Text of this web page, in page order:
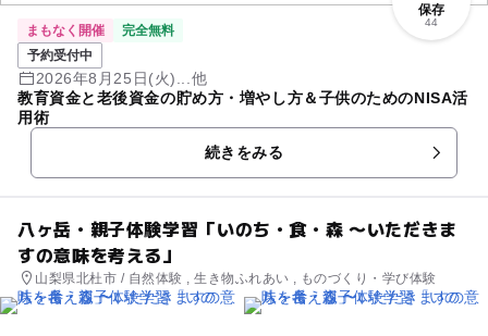
保存
44
まもなく開催
完全無料
予約受付中
2026年8月25日(火)...他
教育資金と老後資金の貯め方・増やし方＆子供のためのNISA活
用術
続きをみる
八ヶ岳・親子体験学習「いのち・食・森 〜いただきま
すの意味を考える」
山梨県北杜市 / 自然体験 , 生き物ふれあい , ものづくり・学び体験